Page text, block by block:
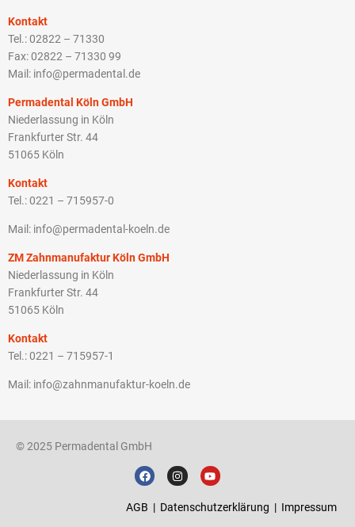
Kontakt
Tel.: 02822 – 71330
Fax: 02822 – 71330 99
Mail: info@permadental.de
Permadental Köln GmbH
Niederlassung in Köln
Frankfurter Str. 44
51065 Köln
Kontakt
Tel.: 0221 – 715957-0
Mail: info@permadental-koeln.de
ZM Zahnmanufaktur Köln GmbH
Niederlassung in Köln
Frankfurter Str. 44
51065 Köln
Kontakt
Tel.: 0221 – 715957-1
Mail: info@zahnmanufaktur-koeln.de
© 2025 Permadental GmbH
AGB | Datenschutzerklärung | Impressum